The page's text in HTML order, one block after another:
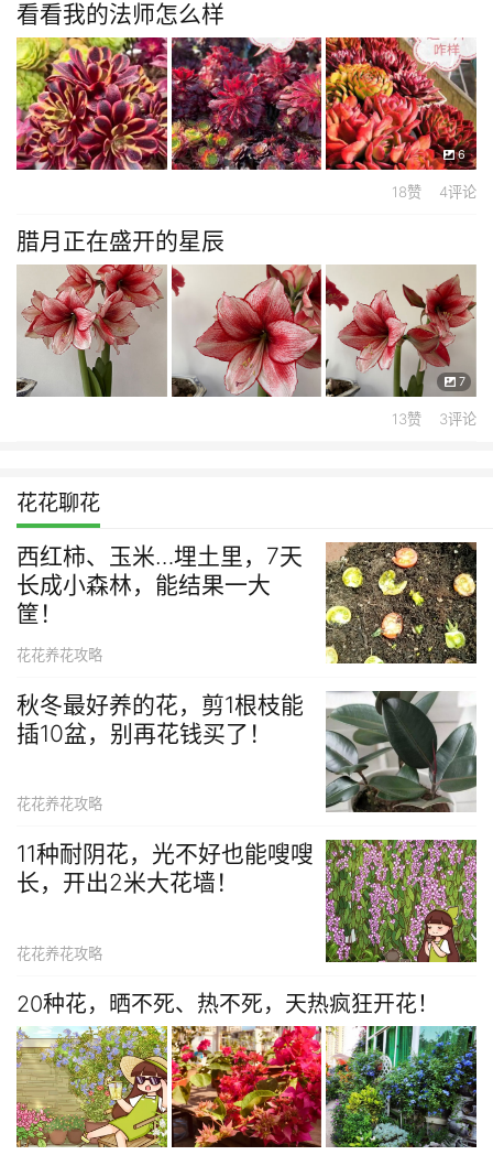
看看我的法师怎么样
6
18赞 4评论
腊月正在盛开的星辰
7
13赞 3评论
花花聊花
西红柿、玉米…埋土里，7天
长成小森林，能结果一大
筐！
花花养花攻略
秋冬最好养的花，剪1根枝能
插10盆，别再花钱买了！
花花养花攻略
11种耐阴花，光不好也能嗖嗖
长，开出2米大花墙！
花花养花攻略
20种花，晒不死、热不死，天热疯狂开花！